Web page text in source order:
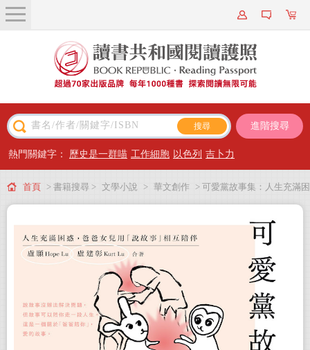
關於我們
近期新書
主題閱讀
出版專區
會員專屬
會員儲值方案
進階搜尋
熱門關鍵字： 歷史是一群喵 工作細胞 以色列 吉卜力
首頁 > 書籍搜尋 > 文學小說 > 華文創作 > 可愛黨故事集：人生充滿困